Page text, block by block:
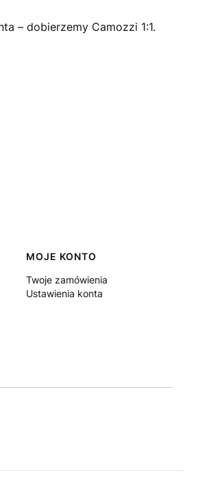
– dobierzemy Camozzi 1:1.
MOJE KONTO
Twoje zamówienia
Ustawienia konta